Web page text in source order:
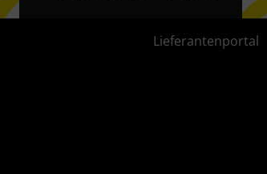
Lieferantenportal